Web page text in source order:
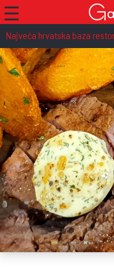
☰
Najveća hrvatska baza